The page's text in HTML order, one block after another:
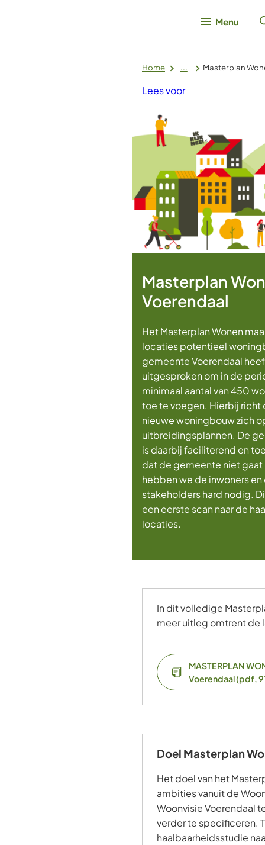
Menu
Home ... Masterplan
Lees voor
Masterplan
Voerendaal
Het Masterplan Wonen
locaties potentieel
gemeente Voerendaal
uitgesproken om in de
minimaal aantal van 450
toe te voegen. Hierbij richt
nieuwe woningbouw zich
uitbreidingsplannen. De
is daarbij faciliterend en
dat de gemeente niet gaat
hebben we de inwoners
stakeholders hard nodig.
een eerste scan naar de
locaties.
In dit volledige
meer uitleg omtrent de
MASTERPLAN
Voerendaal(pdf,
Doel Masterplan
Het doel van het
ambities vanuit de
Woonvisie Voerendaal
verder te specificeren.
haalbaarheidsstudie